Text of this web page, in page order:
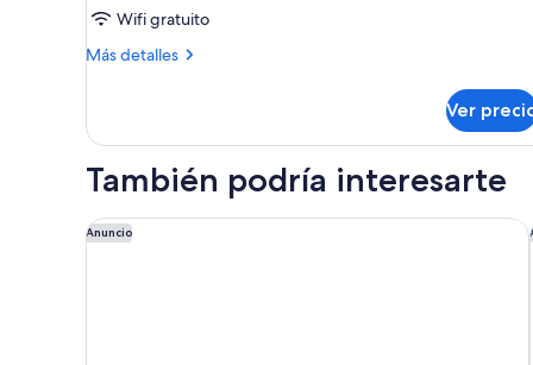
Wifi gratuito
Más detalles
Más
Ver
También podría interesarte
Anuncio
Hyatt Regency Barcelona Tower